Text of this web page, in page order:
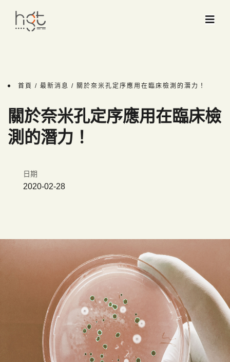
首頁 / 最新消息 / 關於奈米孔定序應用在臨床檢測的潛力！
關於奈米孔定序應用在臨床檢
測的潛力！
日期
2020-02-28